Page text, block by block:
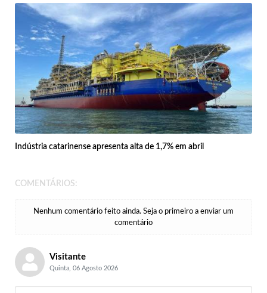
Indústria catarinense apresenta alta de 1,7% em abril
COMENTÁRIOS:
Nenhum comentário feito ainda. Seja o primeiro a enviar um
comentário
Visitante
Quinta, 06 Agosto 2026